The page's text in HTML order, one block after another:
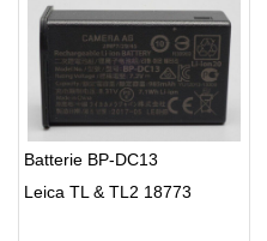
Batterie BP-DC13
Leica TL & TL2 18773